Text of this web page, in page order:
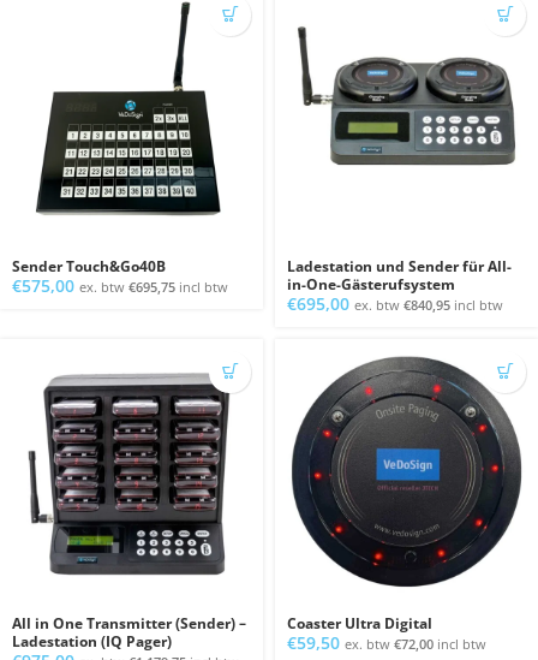
Sender Touch&Go40B
€575,00 ex. btw €695,75 incl btw
Ladestation und Sender für All-
in-One-Gästerufsystem
€695,00 ex. btw €840,95 incl btw
All in One Transmitter (Sender) –
Ladestation (IQ Pager)
Coaster Ultra Digital
€59,50 ex. btw €72,00 incl btw